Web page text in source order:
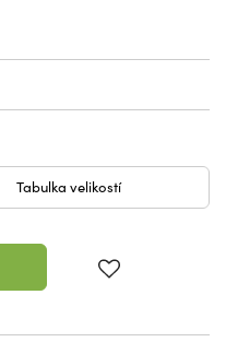
Tabulka velikostí